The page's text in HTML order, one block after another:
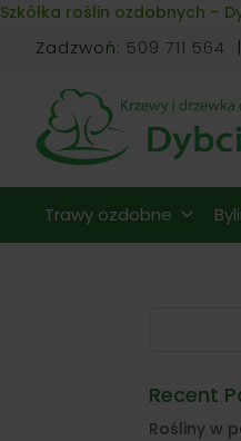
Skip to content
Szkółka roślin ozdobnych –
Zadzwoń: 509 711 564
Trawy ozdobne
Recent
Rośliny w